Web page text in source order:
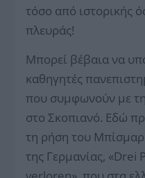
τόσο από ιστορικής
πλευράς!
Μπορεί βέβαια να
καθηγητές
που συμφωνούν με
στο Σκοπιανό. Εδώ
τη ρήση του
της Γερμανίας,